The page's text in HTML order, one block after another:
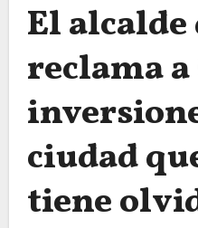
El
reclama
ciudad
tiene